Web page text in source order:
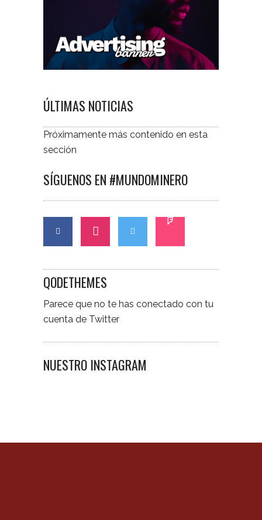
ÚLTIMAS NOTICIAS
Próximamente más contenido en esta
sección
SÍGUENOS EN #MUNDOMINERO
QODETHEMES
Parece que no te has conectado con tu
cuenta de Twitter
NUESTRO INSTAGRAM